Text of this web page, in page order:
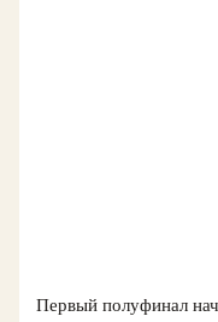
Первый полуфинал